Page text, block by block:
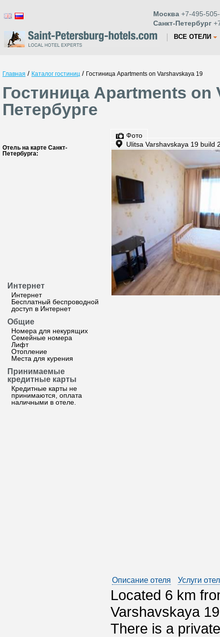
Москва +7-495-
Санкт-Петербург
ВСЕ ОТЕЛИ
Главная / Каталог гостиниц / Гостиница Apartments on Varshavskaya 19
Гостиница Apartments on
Петербурге
Отель на карте Санкт-
Петербурга:
Интернет
Интернет
Бесплатный беспроводной
доступ в Интернет
Общие
Номера для некурящих
Семейные номера
Лифт
Отопление
Места для курения
Принимаемые
кредитные карты
Кредитные карты не
принимаются, оплата
наличными в отеле.
Фото
Ulitsa Varshavskaya 19 build
Описание отеля Услуги
Located 6 km
Varshavskaya
There is a